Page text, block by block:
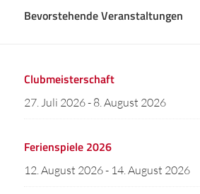
Bevorstehende Veranstaltungen
Clubmeisterschaft
27. Juli 2026- 8. August 2026
Ferienspiele 2026
12. August 2026- 14. August 2026